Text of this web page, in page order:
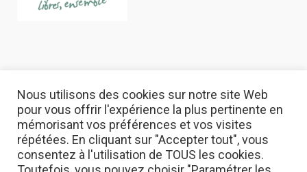
Nous utilisons des cookies sur notre site Web
pour vous offrir l'expérience la plus pertinente en
mémorisant vos préférences et vos visites
répétées. En cliquant sur "Accepter tout", vous
consentez à l'utilisation de TOUS les cookies.